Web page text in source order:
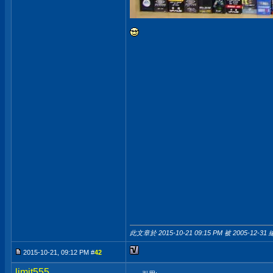
此文章於 2015-10-21 09:15 PM 被 2005-12-31
2015-10-21, 09:12 PM #42